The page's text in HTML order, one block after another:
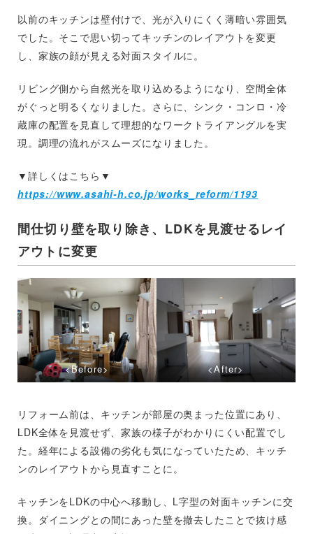
以前のキッチンは壁付けで、光が入りにくく薄暗い雰囲気
でした。そこで思い切ってキッチンのレイアウトを変更
し、家族の顔が見える対面スタイルに。
リビング側から自然光を取り込めるようになり、空間全体
がぐっと明るくなりました。さらに、シンク・コンロ・冷
蔵庫の配置を見直して理想的なワークトライアングルを実
現。調理の流れがスムーズになりました。
▼詳しくはこちら▼
https://www.asahi-h.co.jp/works_reform/1193
間仕切り壁を取り除き、LDKを見渡せるレイ
アウトに変更
<Before> <After>
リフォーム前は、キッチンが部屋の奥まった位置にあり、
LDK全体を見渡せず、家族の様子がわかりにくい配置でし
た。経年による設備の劣化も気になっていたため、キッチ
ンのレイアウトから見直すことに。
キッチンをLDKの中心へ移動し、L字型の対面キッチンに交
換。ダイニングとの間にあった壁を撤去したことで抜け感